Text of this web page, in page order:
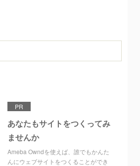
PR
あなたもサイトをつくってみ
ませんか
Ameba Owndを使えば、誰でもかんた
んにウェブサイトをつくることができ